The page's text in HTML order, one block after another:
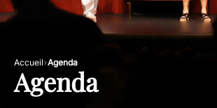
Accueil Agenda
Agenda